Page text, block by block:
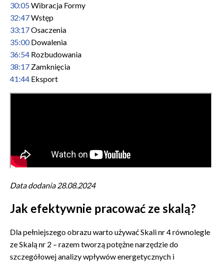
30:05 Wibracja Formy
32:47Wstęp
33:17Osaczenia
35:00Dowalenia
36:54 Rozbudowania
38:17 Zamknięcia
41:44 Eksport
Data dodania 28.08.2024
Jak efektywnie pracować ze skalą?
Dla pełniejszego obrazu warto używać Skali nr 4 równolegle
ze Skalą nr 2 – razem tworzą potężne narzędzie do
szczegółowej analizy wpływów energetycznych i